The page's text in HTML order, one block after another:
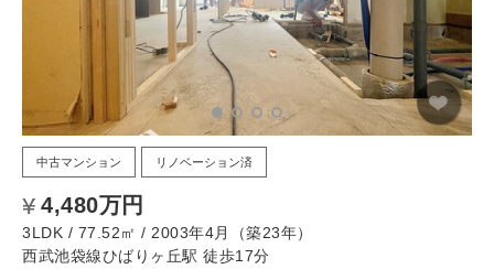
中古マンション リノベーション済
4,480万円
3LDK / 77.52㎡ / 2003年4月（築23年）
西武池袋線ひばりヶ丘駅 徒歩17分